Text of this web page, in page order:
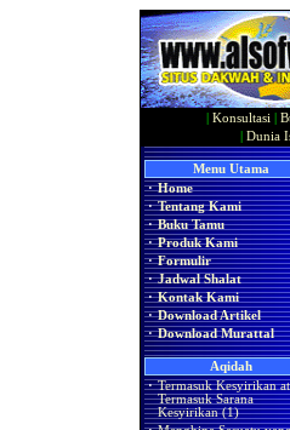
Konsultasi
Dunia
Menu Utama
· Home
· Tentang Kami
· Buku Tamu
· Produk Kami
· Formulir
· Jadwal Shalat
· Kontak Kami
· Download Artikel
· Download Murattal
Aqidah
· Termasuk Kesyirikan
Termasuk Sarana
Kesyirikan (1)